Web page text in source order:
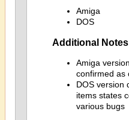
Amiga
DOS
Additional Notes
Amiga
confirmed as
DOS version
items states
various bugs